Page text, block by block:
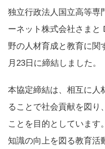
独立行政法人国立高等専
ーネット株式会社さまと
野の人材育成と教育に関
月23日に締結しました。
本協定締結は、相互に人
ることで社会貢献を図り
ことを目的としています
知識の向上を図る教育活